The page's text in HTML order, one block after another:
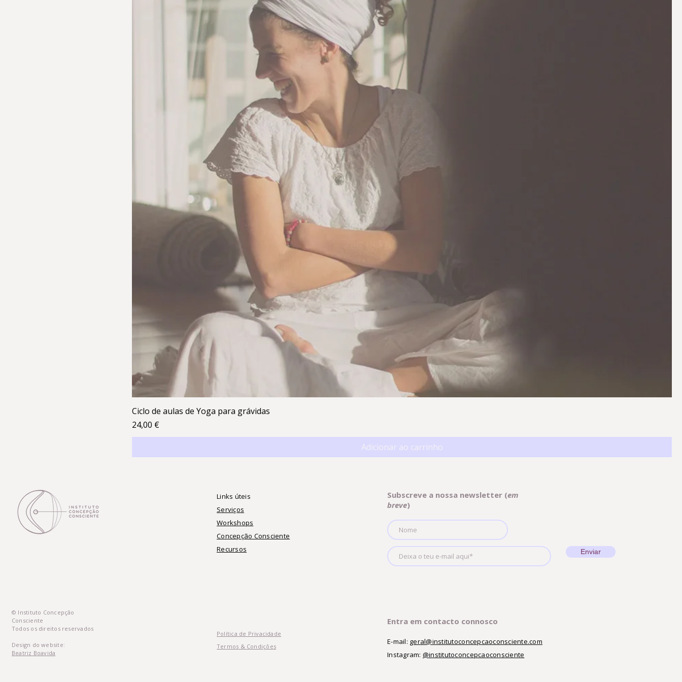
Ciclo de aulas de Yoga para grávidas
Preço
24,00 €
Adicionar ao carrinho
© Instituto Concepção
Consciente
Todos os direitos reservados
Design do website:
Beatriz Boavida
Links úteis
Serviços
Workshops
Concepção Consciente
Recursos
Política de Privacidade
Termos & Condições
Subscreve a nossa newsletter (em
breve)
Enviar
Entra em contacto connosco
E-mail: geral@institutoconcepcaoconsciente.com
Instagram: @institutoconcepcaoconsciente